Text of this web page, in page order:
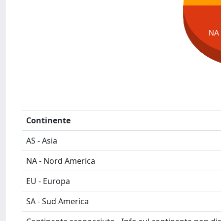
NA
Continente
AS - Asia
NA - Nord America
EU - Europa
SA - Sud America